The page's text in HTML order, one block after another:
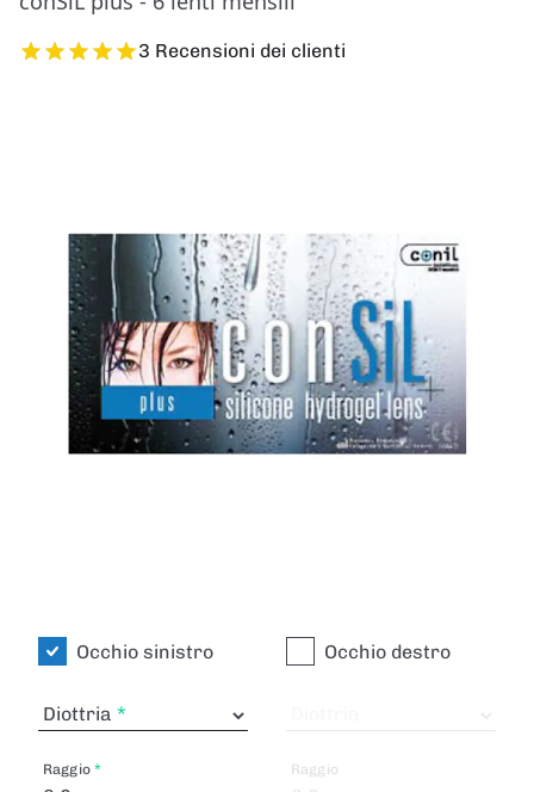
3 Recensioni dei clienti
Occhio sinistro
Diottria
Raggio
Occhio destro
Raggio